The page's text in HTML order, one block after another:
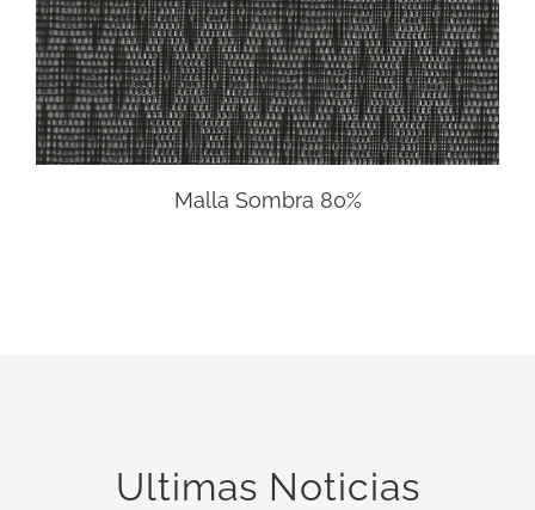
Malla Sombra 80%
Ultimas Noticias